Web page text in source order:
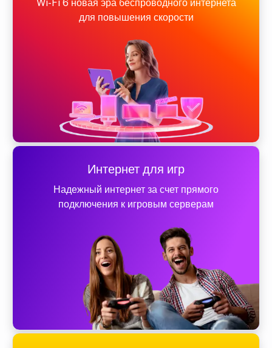
Wi-Fi 6 новая эра беспроводного интернета
для повышения скорости
Интернет для игр
Надежный интернет за счет прямого
подключения к игровым серверам